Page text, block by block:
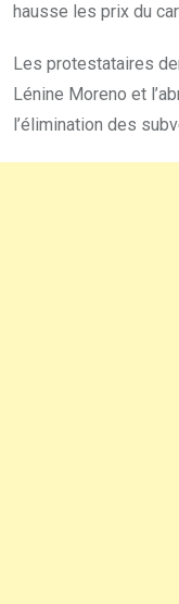
hausse les prix du
Les protestataires
Lénine Moreno et
l’élimination des